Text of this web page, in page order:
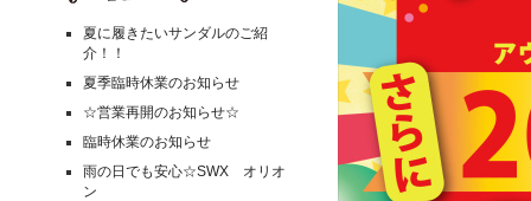
夏に履きたいサンダルのご紹
介！！
夏季臨時休業のお知らせ
☆営業再開のお知らせ☆
臨時休業のお知らせ
雨の日でも安心☆SWX オリオ
ン